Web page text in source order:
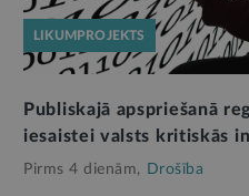
LIKUMPROJEKTS
Publiskajā apspriešanā
iesaistei valsts kritiskās
Pirms 4 dienām, Drošība